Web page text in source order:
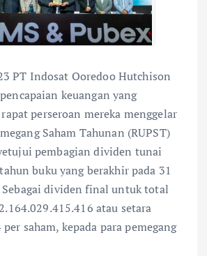
PT Indosat Ooredoo Hutchison
keuangan yang
perseroan mereka menggelar
Saham Tahunan (RUPST)
pembagian dividen tunai
buku yang berakhir pada 31
Sebagai dividen final untuk total
atau setara
saham, kepada para pemegang